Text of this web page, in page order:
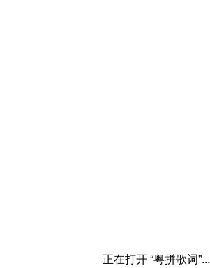
正在打开 “粤拼歌词”...